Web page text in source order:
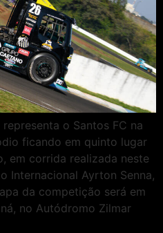
o Santos FC na
ficando em quinto lugar
em corrida realizada neste
Internacional Ayrton Senna,
da competição será em
no Autódromo Zilmar